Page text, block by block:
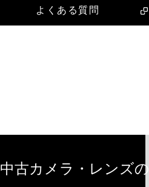
よくある質問
中古カメラ・レンズの